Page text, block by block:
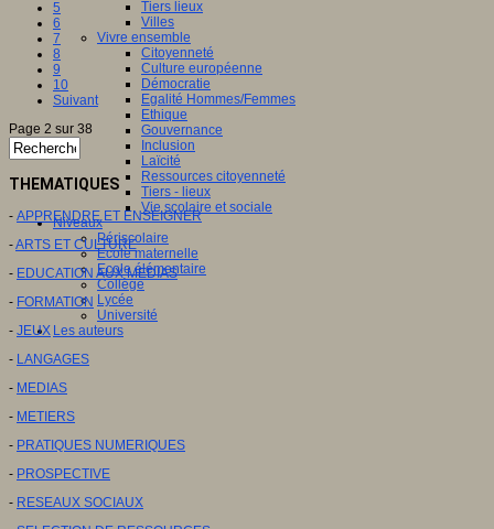
Tiers lieux
Villes
Vivre ensemble
Citoyenneté
Culture européenne
Démocratie
Egalité Hommes/Femmes
Ethique
Gouvernance
Inclusion
Laïcité
Ressources citoyenneté
Tiers - lieux
Vie scolaire et sociale
Niveaux
Périscolaire
Ecole maternelle
Ecole élémentaire
Collège
Lycée
Université
Les auteurs
5
6
7
8
9
10
Suivant
Page 2 sur 38
THEMATIQUES
- APPRENDRE ET ENSEIGNER
-ARTS ET CULTURE
- EDUCATION AUX MEDIAS
- FORMATION
- JEUX
- LANGAGES
- MEDIAS
- METIERS
- PRATIQUES NUMERIQUES
- PROSPECTIVE
- RESEAUX SOCIAUX